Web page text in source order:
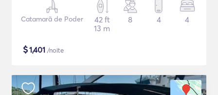
Catamarã de Poder
42 ft
13 m
8 4 4
$1,401 /noite